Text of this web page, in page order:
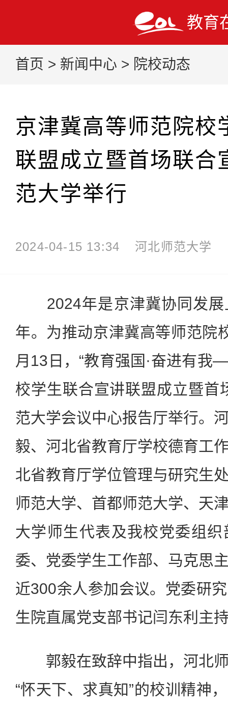
教育
首页 > 新闻中心 > 院校动态
京津冀高等师范院校
联盟成立暨首场联合
范大学举行
2024-04-15 13:34 河北师范大学
2024年是京津冀协同发展
年。为推动京津冀高等师范院
月13日，“教育强国·奋进有
校学生联合宣讲联盟成立暨首
范大学会议中心报告厅举行。
毅、河北省教育厅学校德育工
北省教育厅学位管理与研究生
师范大学、首都师范大学、天
大学师生代表及我校党委组
委、党委学生工作部、马克思
近300余人参加会议。党委研
生院直属党支部书记闫东利主
郭毅在致辞中指出，河北师
“怀天下、求真知”的校训精神